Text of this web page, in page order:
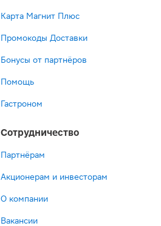
Карта Магнит Плюс
Промокоды Доставки
Бонусы от партнёров
Помощь
Гастроном
Сотрудничество
Партнёрам
Акционерам и инвесторам
О компании
Вакансии